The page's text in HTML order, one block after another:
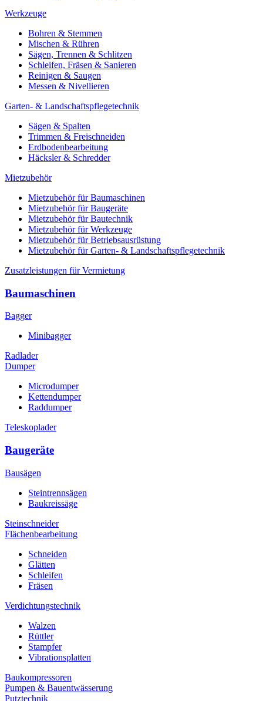
Werkzeuge
Bohren & Stemmen
Mischen & Rühren
Sägen, Trennen & Schlitzen
Schleifen, Fräsen & Sanieren
Reinigen & Saugen
Messen & Nivellieren
Garten- & Landschaftspflegetechnik
Sägen & Spalten
Trimmen & Freischneiden
Erdbodenbearbeitung
Häcksler & Schredder
Mietzubehör
Mietzubehör für Baumaschinen
Mietzubehör für Baugeräte
Mietzubehör für Bautechnik
Mietzubehör für Werkzeuge
Mietzubehör für Betriebsausrüstung
Mietzubehör für Garten- & Landschaftspflegetechnik
Zusatzleistungen für Vermietung
Baumaschinen
Bagger
Minibagger
Radlader
Dumper
Microdumper
Kettendumper
Raddumper
Teleskoplader
Baugeräte
Bausägen
Steintrennsägen
Baukreissäge
Steinschneider
Flächenbearbeitung
Schneiden
Glätten
Schleifen
Fräsen
Verdichtungstechnik
Walzen
Rüttler
Stampfer
Vibrationsplatten
Baukompressoren
Pumpen & Bauentwässerung
Putztechnik